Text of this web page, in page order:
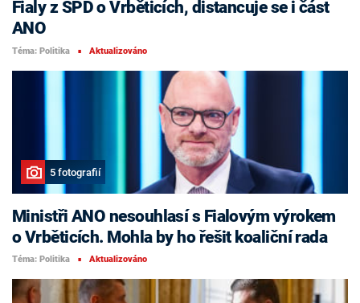
Fialy z SPD o Vrběticích, distancuje se i část
ANO
Téma: Politika ■ Aktualizováno
5 fotografií
Ministři ANO nesouhlasí s Fialovým výrokem
o Vrběticích. Mohla by ho řešit koaliční rada
Téma: Politika ■ Aktualizováno